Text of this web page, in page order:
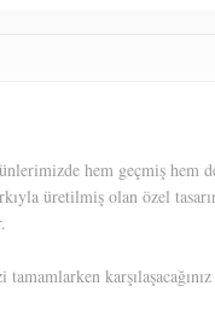
hem geçmiş
üretilmiş olan özel